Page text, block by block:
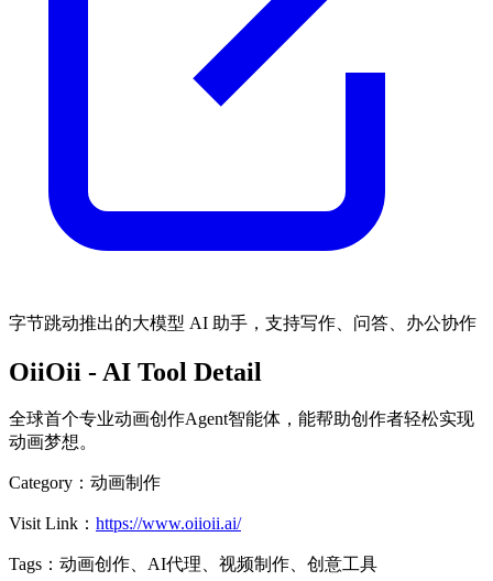
字节跳动推出的大模型 AI 助手，支持写作、问答、办公协作
OiiOii - AI Tool Detail
全球首个专业动画创作Agent智能体，能帮助创作者轻松实现
动画梦想。
Category： 动画制作
Visit Link： https://www.oiioii.ai/
Tags： 动画创作、AI代理、视频制作、创意工具